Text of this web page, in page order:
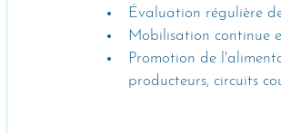
Évaluation régulière
Mobilisation continue
Promotion de
producteurs, circuits